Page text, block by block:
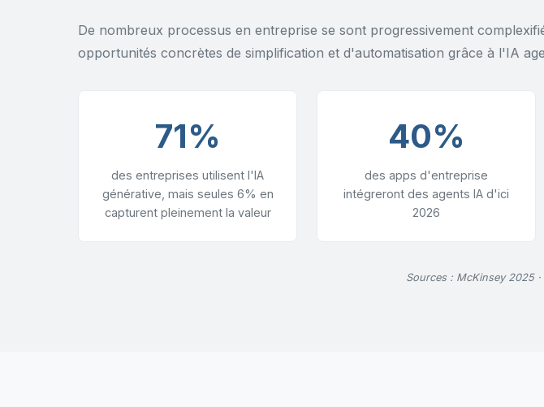
De nombreux processus en entreprise se sont progressivement
opportunités concrètes de simplification et d'automatisation grâce à l'IA
71%
des entreprises utilisent l'IA
générative, mais seules 6% en
capturent pleinement la valeur
40%
des apps d'entreprise
intégreront des agents IA d'ici
2026
Sources : McKinsey 2025